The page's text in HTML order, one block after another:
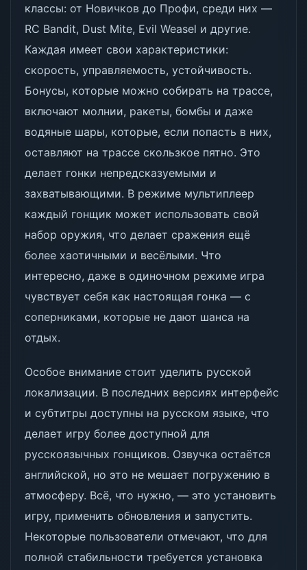
классы: от Новичков до Профи, среди них —
RC Bandit, Dust Mite, Evil Weasel и другие.
Каждая имеет свои характеристики:
скорость, управляемость, устойчивость.
Бонусы, которые можно собирать на трассе,
включают молнии, ракеты, бомбы и даже
водяные шары, которые, если попасть в них,
оставляют на трассе скользкое пятно. Это
делает гонки непредсказуемыми и
захватывающими. В режиме мультиплеер
каждый гонщик может использовать свой
набор оружия, что делает сражения ещё
более хаотичными и весёлыми. Что
интересно, даже в одиночном режиме игра
чувствует себя как настоящая гонка — с
соперниками, которые не дают шанса на
отдых.
Особое внимание стоит уделить русской
локализации. В последних версиях интерфейс
и субтитры доступны на русском языке, что
делает игру более доступной для
русскоязычных гонщиков. Озвучка остаётся
английской, но это не мешает погружению в
атмосферу. Всё, что нужно, — это установить
игру, применить обновления и запустить.
Некоторые пользователи отмечают, что для
полной стабильности требуется установка